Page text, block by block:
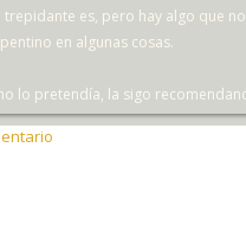
trepidante es, pero hay algo que
en algunas cosas.
lo pretendía, la sigo